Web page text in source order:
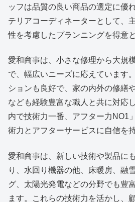
ッフは品質の良い商品の選定に優
テリアコーディネーターとして、
性を考慮したプランニングを得意
愛和商事は、小さな修理から大規
で、幅広いニーズに応えています
ションも良好で、家の内外の修繕
なども経験豊富な職人と共に対応
内で技術力一番、アフター力NO1
術力とアフターサービスに自信を
愛和商事は、新しい技術や製品に
り、水回り機器の他、床暖房、融
グ、太陽光発電などの分野でも豊
ます。これらの技術力を活かし、